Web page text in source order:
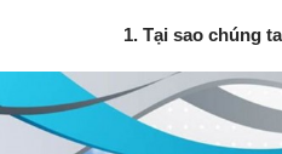
1. Tại sao chúng